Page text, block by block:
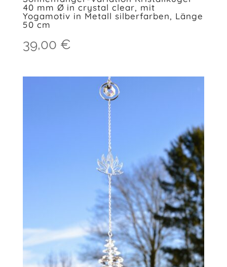
40 mm Ø in crystal clear, mit
Yogamotiv in Metall silberfarben, Länge
50 cm
39,00 €